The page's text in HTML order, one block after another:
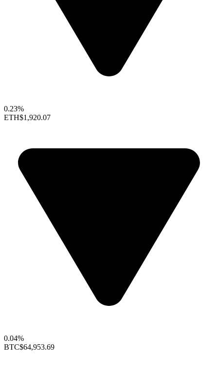
0.23%
ETH$1,920.07
0.04%
BTC$64,953.69